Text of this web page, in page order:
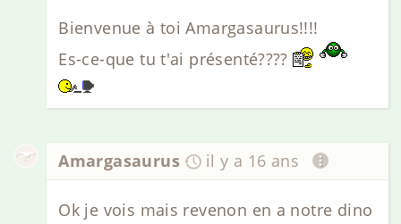
Bienvenue à toi Amargasaurus!!!!
Es-ce-que tu t'ai présenté????
Amargasaurus il y a 16 ans
Ok je vois mais revenon en a notre dino